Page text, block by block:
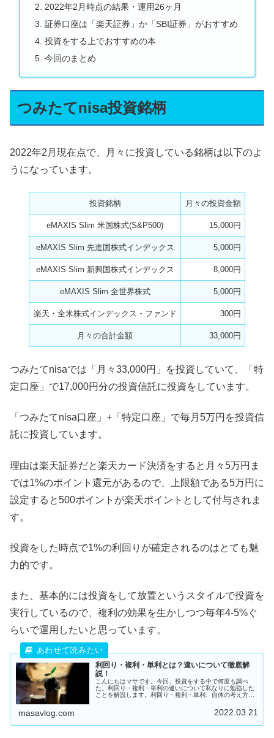
2022年2月時点の結果・運用26ヶ月
証券口座は「楽天証券」か「SBI証券」がおすすめ
投資をする上でおすすめの本
今回のまとめ
つみたてnisa投資銘柄
2022年2月現在点で、月々に投資している銘柄は以下のよ
うになっています。
投資銘柄 月々の投資金額
eMAXIS Slim 米国株式(S&P500) 15,000円
eMAXIS Slim 先進国株式インデックス 5,000円
eMAXIS Slim 新興国株式インデックス 8,000円
eMAXIS Slim 全世界株式 5,000円
楽天・全米株式インデックス・ファンド 300円
月々の合計金額 33,000円
つみたてnisaでは「月々33,000円」を投資していて、「特
定口座」で17,000円分の投資信託に投資をしています。
「つみたてnisa口座」+「特定口座」で毎月5万円を投資信
託に投資しています。
理由は楽天証券だと楽天カード決済をすると月々5万円ま
では1%のポイント還元があるので、上限額である5万円に
設定すると500ポイントが楽天ポイントとして付与されま
す。
投資をした時点で1%の利回りが確定されるのはとても魅
力的です。
また、基本的には投資をして放置というスタイルで投資を
実行しているので、複利の効果を生かしつつ毎年4-5%ぐ
らいで運用したいと思っています。
利回り・複利・単利とは？違いについて徹底解
説！
こんにちはマサです。今回、投資をする中で何度も調べ
た。利回り・複利・単利の違いについて私なりに勉強した
ことを解説します。利回り・複利・単利、自体の考え方や
masavlog.com 2022.03.21